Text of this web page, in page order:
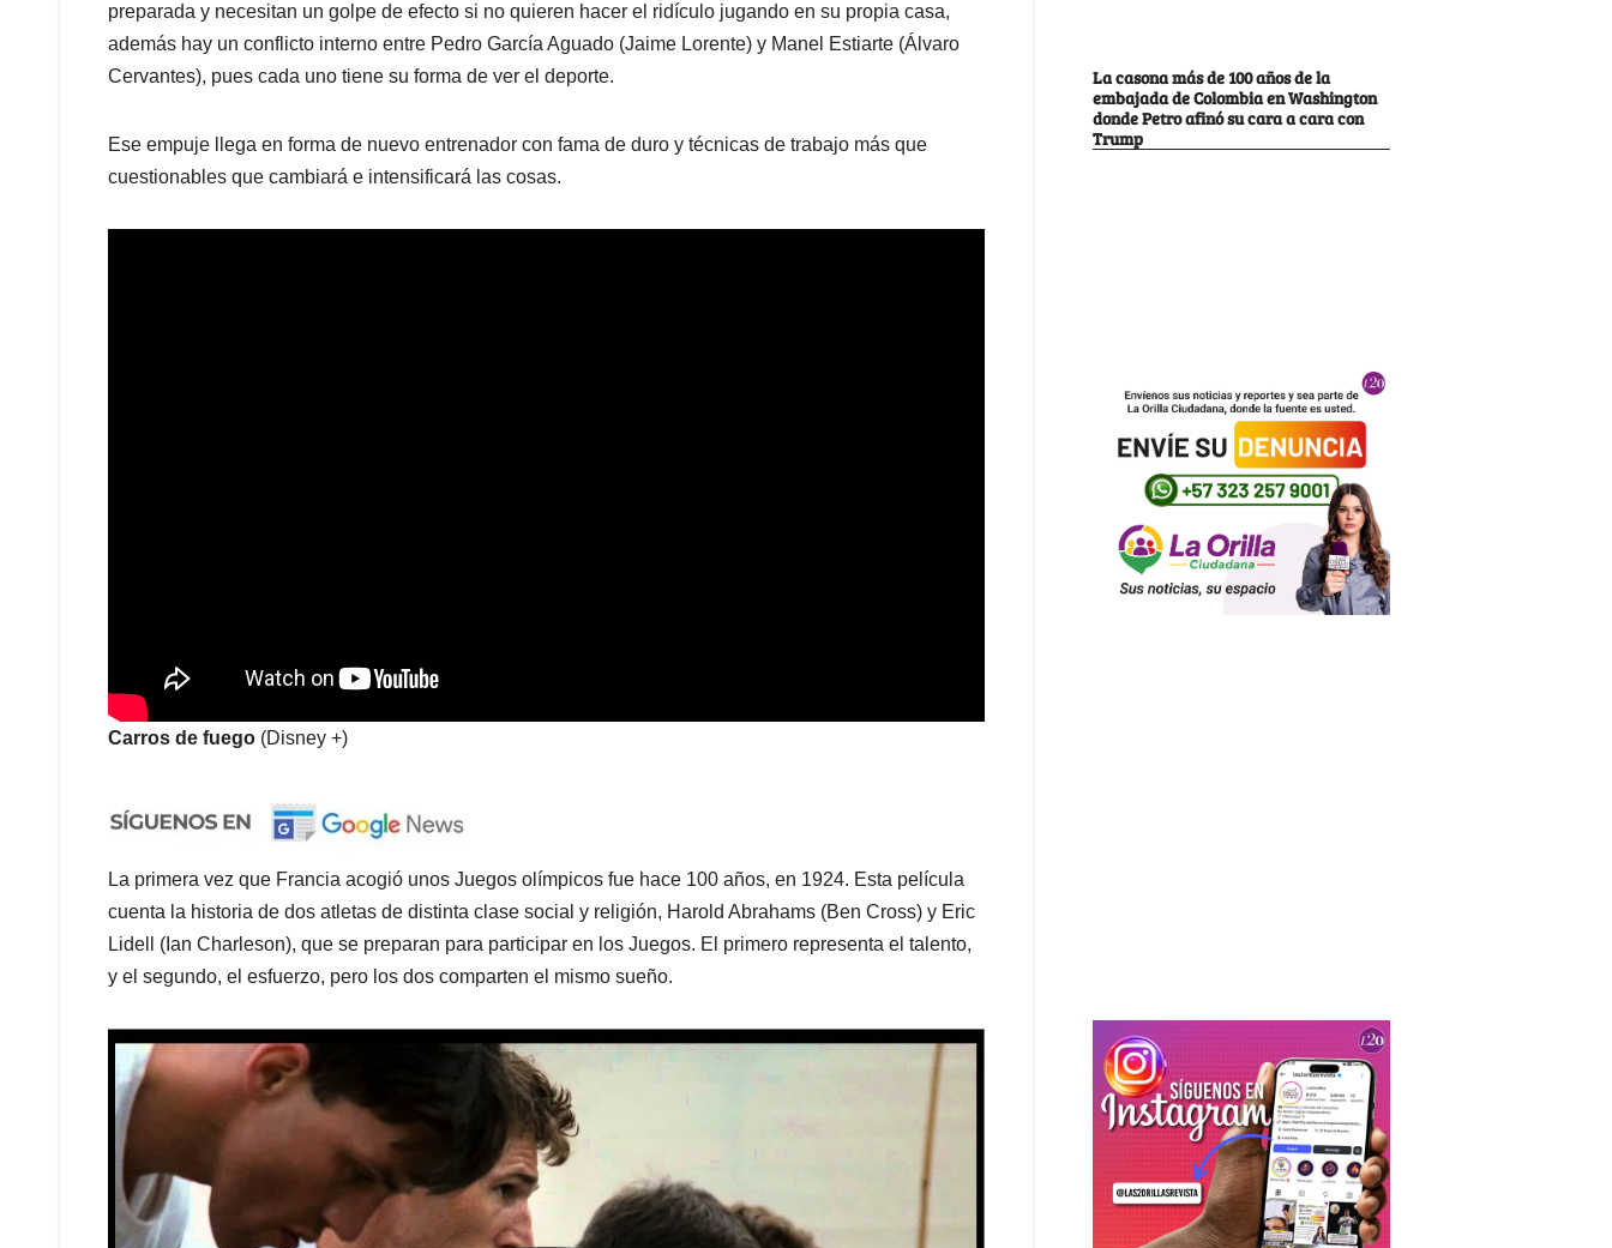
preparada y necesitan un golpe de efecto si no quieren hacer el ridículo jugando en su propia casa,
además hay un conflicto interno entre Pedro García Aguado (Jaime Lorente) y Manel Estiarte (Álvaro
Cervantes), pues cada uno tiene su forma de ver el deporte.
Ese empuje llega en forma de nuevo entrenador con fama de duro y técnicas de trabajo más que
cuestionables que cambiará e intensificará las cosas.
Carros de fuego (Disney +)
La primera vez que Francia acogió unos Juegos olímpicos fue hace 100 años, en 1924. Esta película
cuenta la historia de dos atletas de distinta clase social y religión, Harold Abrahams (Ben Cross) y Eric
Lidell (Ian Charleson), que se preparan para participar en los Juegos. El primero representa el talento,
y el segundo, el esfuerzo, pero los dos comparten el mismo sueño.
La casona más de 100 años de la
embajada de Colombia en Washington
donde Petro afinó su cara a cara con
Trump